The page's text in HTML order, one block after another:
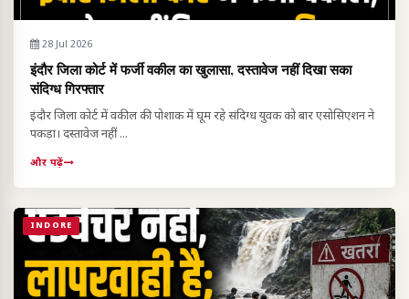
28 Jul 2026
इंदौर जिला कोर्ट में फर्जी वकील का खुलासा, दस्तावेज नहीं दिखा सका
संदिग्ध गिरफ्तार
इंदौर जिला कोर्ट में वकील की पोशाक में घूम रहे संदिग्ध युवक को बार एसोसिएशन ने
पकड़ा। दस्तावेज नहीं ...
और पढ़ें
INDORE